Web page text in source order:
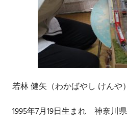
若林 健矢（わかばやし けんや）
1995年7月19日生まれ 神奈川